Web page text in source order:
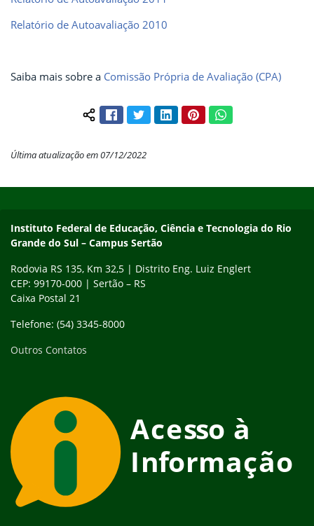
Relatório de Autoavaliação 2010
Saiba mais sobre a Comissão Própria de Avaliação (CPA)
Compartilhar conteúdo:
FacebookTwitterLinkedInPinterestWhatsApp
Última atualização em 07/12/2022
Instituto Federal de Educação, Ciência e Tecnologia do Rio
Grande do Sul – Campus Sertão
Rodovia RS 135, Km 32,5 | Distrito Eng. Luiz Englert
CEP: 99170-000 | Sertão – RS
Caixa Postal 21
Telefone: (54) 3345-8000
Outros Contatos